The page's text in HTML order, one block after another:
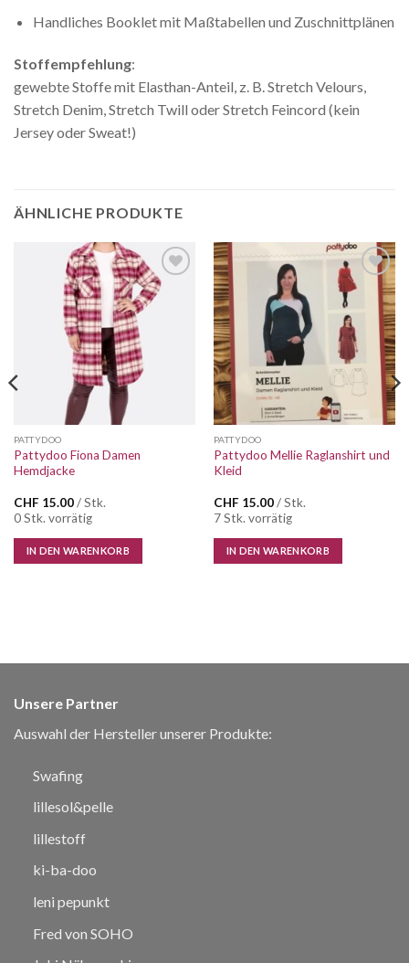
Handliches Booklet mit Maßtabellen und Zuschnittplänen
Stoffempfehlung:
gewebte Stoffe mit Elasthan-Anteil, z. B. Stretch Velours,
Stretch Denim, Stretch Twill oder Stretch Feincord (kein
Jersey oder Sweat!)
ÄHNLICHE PRODUKTE
Auf die
Wunschliste
PATTYDOO
Pattydoo Fiona Damen
Hemdjacke
CHF 15.00/ Stk.
0 Stk. vorrätig
IN DEN WARENKORB
Auf die
Wunschliste
PATTYDOO
Pattydoo Mellie Raglanshirt und
Kleid
CHF 15.00/ Stk.
7 Stk. vorrätig
IN DEN WARENKORB
Unsere Partner
Auswahl der Hersteller unserer Produkte:
Swafing
lillesol&pelle
lillestoff
ki-ba-doo
leni pepunkt
Fred von SOHO